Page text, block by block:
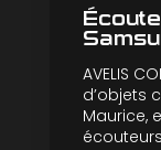
AVELIS
d’objets
Maurice,